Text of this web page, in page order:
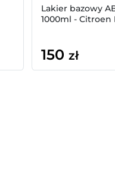
Lakier bazowy
1000ml - Citroen
150 zł